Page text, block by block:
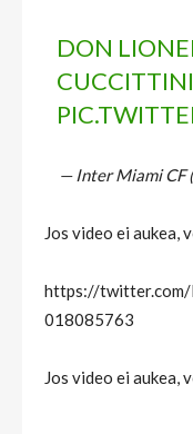
DON
— Inter Miami CF
Jos video ei aukea,
https://
018085763
Jos video ei aukea,